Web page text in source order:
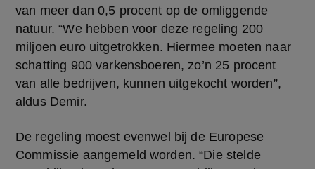
van meer dan 0,5 procent op de omliggende
natuur. “We hebben voor deze regeling 200
miljoen euro uitgetrokken. Hiermee moeten naar
schatting 900 varkensboeren, zo’n 25 procent
van alle bedrijven, kunnen uitgekocht worden”,
aldus Demir.
De regeling moest evenwel bij de Europese
Commissie aangemeld worden. “Die stelde